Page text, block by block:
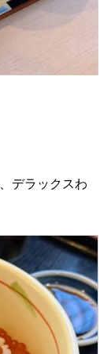
デラックスわ